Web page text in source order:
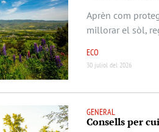
Aprèn com
millorar el sòl,
ECO
30 juliol del 2026
GENERAL
Consells per